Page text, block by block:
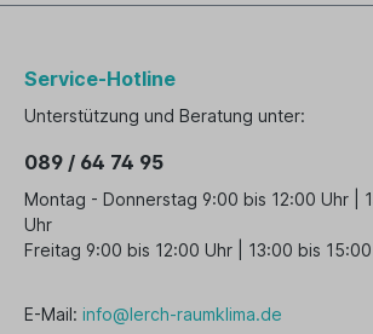
Service-Hotline
Unterstützung und Beratung unter:
089 / 64 74 95
Montag - Donnerstag 9:00 bis 12:00 Uhr |
Uhr
Freitag 9:00 bis 12:00 Uhr | 13:00 bis
E-Mail: info@lerch-raumklima.de